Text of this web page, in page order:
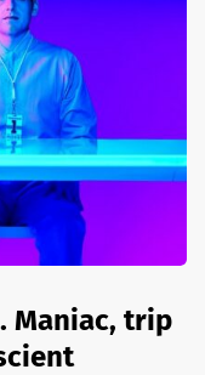
Maniac, trip